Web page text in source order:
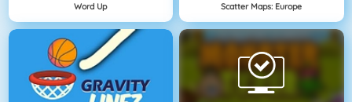
Word Up Scatter Maps: Europe